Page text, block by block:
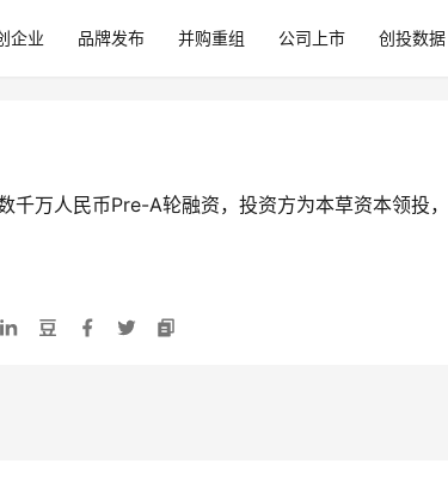
企业 品牌发布 并购重组 公司上市 创投数据
万人民币Pre-A轮融资，投资方为本草资本领投